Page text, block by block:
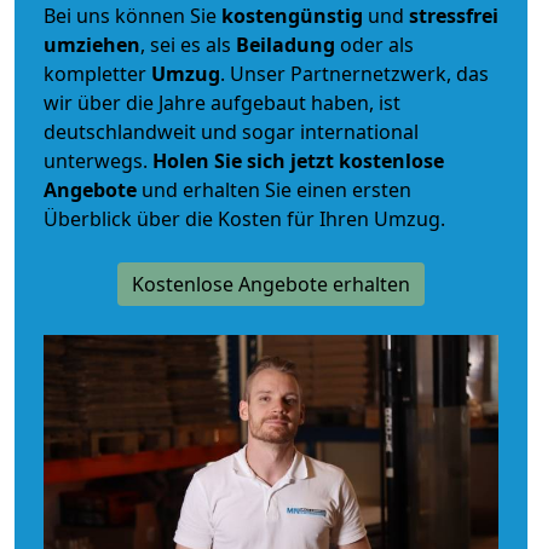
Bei uns können Sie kostengünstig und stressfrei
umziehen, sei es als Beiladung oder als
kompletter Umzug. Unser Partnernetzwerk, das
wir über die Jahre aufgebaut haben, ist
deutschlandweit und sogar international
unterwegs. Holen Sie sich jetzt kostenlose
Angebote und erhalten Sie einen ersten
Überblick über die Kosten für Ihren Umzug.
Kostenlose Angebote erhalten